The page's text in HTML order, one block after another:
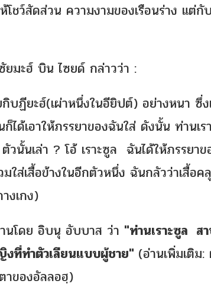
ชว์สัดส่วน ความงามของเรือนร่าง แต่กั
ยมะฮ์ บิน ไซยด์ กล่าวว่า :
บฏียะฮ์(เผ่าหนึ่งในอียิปต์) อย่างหนา ซึ่ง
ด้เอาให้ภรรยาของฉันใส่ ดังนั้น ท่านเร
วนั้นเล่า ? โอ้ เราะซูล ฉันได้ให้ภรรยา
ใส่เสื้อข้างในอีกตัวหนึ่ง ฉันกลัวว่าเสื้อ
งเกง)
นโดย อิบนุ อับบาส ว่า "ท่านเราะซูล ส
ที่ทำตัวเลียนแบบผู้ชาย" (อ่านเพิ่มเติม:
าของอัลลอฮฺ)